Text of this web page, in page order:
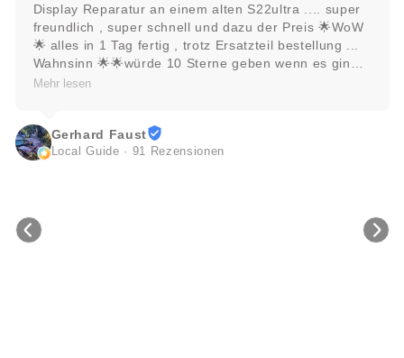
Absolut top mit super schnellem Service. Kann ich
nur weiter empfehlen. 👍
Rainer